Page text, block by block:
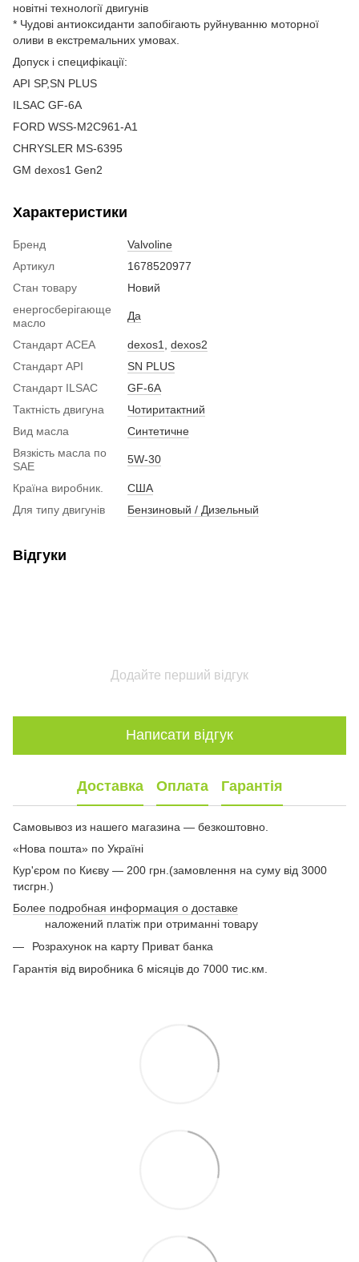
новітні технології двигунів
* Чудові антиоксиданти запобігають руйнуванню моторної
оливи в екстремальних умовах.
Допуск і специфікації:
API SP,SN PLUS
ILSAC GF-6A
FORD WSS-M2C961-A1
CHRYSLER MS-6395
GM dexos1 Gen2
Характеристики
Бренд
Valvoline
Артикул
1678520977
Стан товару
Новий
енергосберігающе
масло
Да
Стандарт ACEA dexos1
dexos2
Стандарт API
SN PLUS
Стандарт ILSAC
GF-6A
Тактність двигуна
Чотиритактний
Вид масла
Синтетичне
Вязкість масла по
SAE
5W-30
Країна виробник.
США
Для типу двигунів
Бензиновый / Дизельный
Відгуки
Додайте перший відгук
Написати відгук
Доставка Оплата Гарантія
Самовывоз из нашего магазина — безкоштовно.
«Нова пошта» по Україні
Кур'єром по Києву — 200 грн.(замовлення на суму від 3000
тисгрн.)
Более подробная информация о доставке
наложений платіж при отриманні товару
Розрахунок на карту Приват банка
Гарантія від виробника 6 місяців до 7000 тис.км.